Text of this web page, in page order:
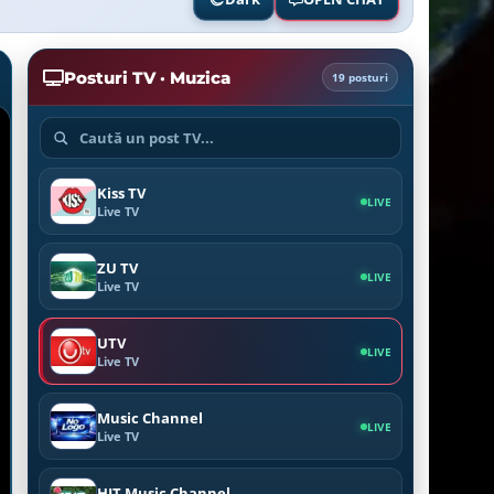
Posturi TV · Muzica 19 posturi
Kiss TV
Live TV
LIVE
ZU TV
Live TV
LIVE
UTV
Live TV
LIVE
Music Channel
Live TV
LIVE